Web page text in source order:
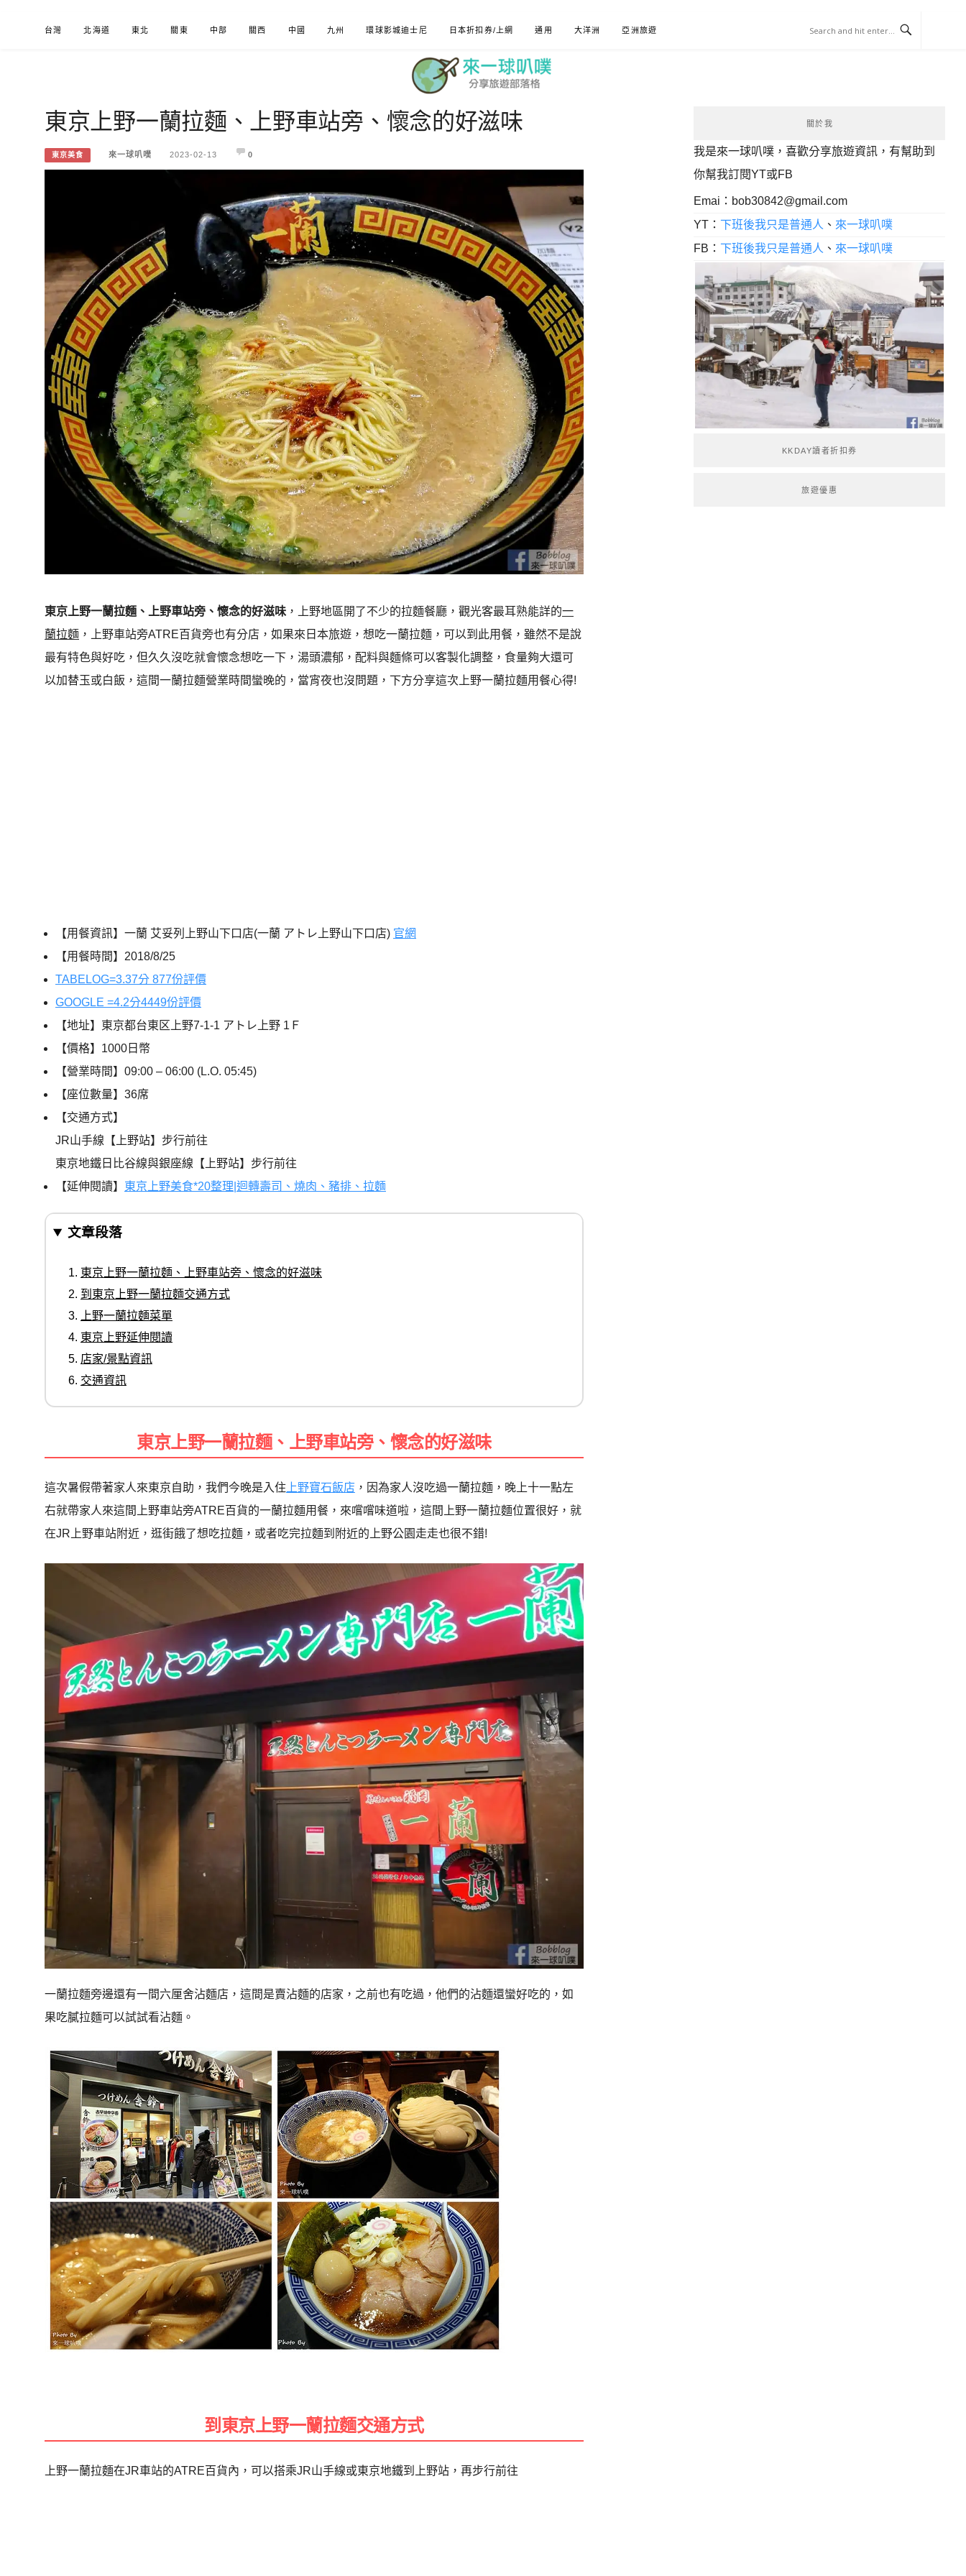
台灣 北海道 東北 關東 中部 關西 中國 九州 環球影城迪士尼 日本折扣券/上網 通用 大洋洲 亞洲旅遊
來一球叭噗
分享日本自助部落格
東京上野一蘭拉麵、上野車站旁、懷念的好滋味
東京美食 來一球叭噗 2023-02-13 0
東京上野一蘭拉麵、上野車站旁、懷念的好滋味 ，上野地區開了不少的拉麵餐廳，觀光客最耳熟能詳的一
蘭拉麵 ，上野車站旁ATRE百貨旁也有分店，如果來日本旅遊，想吃一蘭拉麵，可以到此用餐，雖然不是說
最有特色與好吃，但久久沒吃就會懷念想吃一下，湯頭濃郁，配料與麵條可以客製化調整，食量夠大還可
以加替玉或白飯，這間一蘭拉麵營業時間蠻晚的，當宵夜也沒問題，下方分享這次上野一蘭拉麵用餐心得!
【用餐資訊】一蘭 艾妥列上野山下口店(一蘭 アトレ上野山下口店) 官網
【用餐時間】2018/8/25
TABELOG=3.37分 877份評價
GOOGLE =4.2分4449份評價
【地址】東京都台東区上野7-1-1 アトレ上野 1Ｆ
【價格】1000日幣
【營業時間】09:00 – 06:00 (L.O. 05:45)
【座位數量】36席
【交通方式】
JR山手線【上野站】步行前往
東京地鐵日比谷線與銀座線【上野站】步行前往
【延伸閱讀】 東京上野美食*20整理|迴轉壽司、燒肉、豬排、拉麵
文章段落
東京上野一蘭拉麵、上野車站旁、懷念的好滋味
到東京上野一蘭拉麵交通方式
上野一蘭拉麵菜單
東京上野延伸閱讀
店家/景點資訊
交通資訊
東京上野一蘭拉麵、上野車站旁、懷念的好滋味
這次暑假帶著家人來東京自助，我們今晚是入住 上野寶石飯店 ，因為家人沒吃過一蘭拉麵，晚上十一點左
右就帶家人來這間上野車站旁ATRE百貨的一蘭拉麵用餐，來嚐嚐味道啦，這間上野一蘭拉麵位置很好，就
在JR上野車站附近，逛街餓了想吃拉麵，或者吃完拉麵到附近的上野公園走走也很不錯!
一蘭拉麵旁邊還有一間六厘舍沾麵店，這間是賣沾麵的店家，之前也有吃過，他們的沾麵還蠻好吃的，如
果吃膩拉麵可以試試看沾麵。
到東京上野一蘭拉麵交通方式
上野一蘭拉麵在JR車站的ATRE百貨內，可以搭乘JR山手線或東京地鐵到上野站，再步行前往
關於我
我是來一球叭噗，喜歡分享旅遊資訊，有幫助到
你幫我訂閱YT或FB
Emai： bob30842@gmail.com
YT：下班後我只是普通人 、 來一球叭噗
FB：下班後我只是普通人 、 來一球叭噗
KKDAY讀者折扣券
旅遊優惠